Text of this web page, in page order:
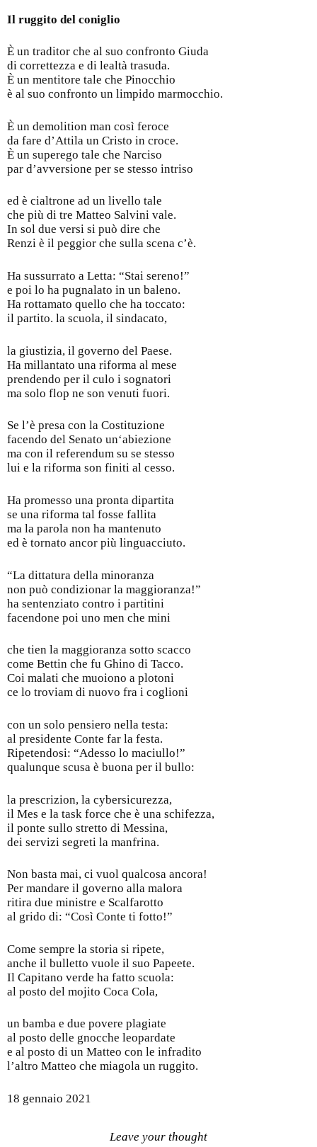
Il ruggito del coniglio
È un traditor che al suo confronto Giuda
di correttezza e di lealtà trasuda.
È un mentitore tale che Pinocchio
è al suo confronto un limpido marmocchio.
È un demolition man così feroce
da fare d’Attila un Cristo in croce.
È un superego tale che Narciso
par d’avversione per se stesso intriso
ed è cialtrone ad un livello tale
che più di tre Matteo Salvini vale.
In sol due versi si può dire che
Renzi è il peggior che sulla scena c’è.
Ha sussurrato a Letta: “Stai sereno!”
e poi lo ha pugnalato in un baleno.
Ha rottamato quello che ha toccato:
il partito. la scuola, il sindacato,
la giustizia, il governo del Paese.
Ha millantato una riforma al mese
prendendo per il culo i sognatori
ma solo flop ne son venuti fuori.
Se l’è presa con la Costituzione
facendo del Senato un‘abiezione
ma con il referendum su se stesso
lui e la riforma son finiti al cesso.
Ha promesso una pronta dipartita
se una riforma tal fosse fallita
ma la parola non ha mantenuto
ed è tornato ancor più linguacciuto.
“La dittatura della minoranza
non può condizionar la maggioranza!”
ha sentenziato contro i partitini
facendone poi uno men che mini
che tien la maggioranza sotto scacco
come Bettin che fu Ghino di Tacco.
Coi malati che muoiono a plotoni
ce lo troviam di nuovo fra i coglioni
con un solo pensiero nella testa:
al presidente Conte far la festa.
Ripetendosi: “Adesso lo maciullo!”
qualunque scusa è buona per il bullo:
la prescrizion, la cybersicurezza,
il Mes e la task force che è una schifezza,
il ponte sullo stretto di Messina,
dei servizi segreti la manfrina.
Non basta mai, ci vuol qualcosa ancora!
Per mandare il governo alla malora
ritira due ministre e Scalfarotto
al grido di: “Così Conte ti fotto!”
Come sempre la storia si ripete,
anche il bulletto vuole il suo Papeete.
Il Capitano verde ha fatto scuola:
al posto del mojito Coca Cola,
un bamba e due povere plagiate
al posto delle gnocche leopardate
e al posto di un Matteo con le infradito
l’altro Matteo che miagola un ruggito.
18 gennaio 2021
Leave your thought